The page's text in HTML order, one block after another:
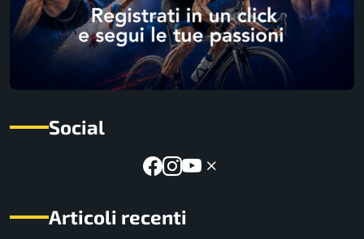
Social
Articoli recenti